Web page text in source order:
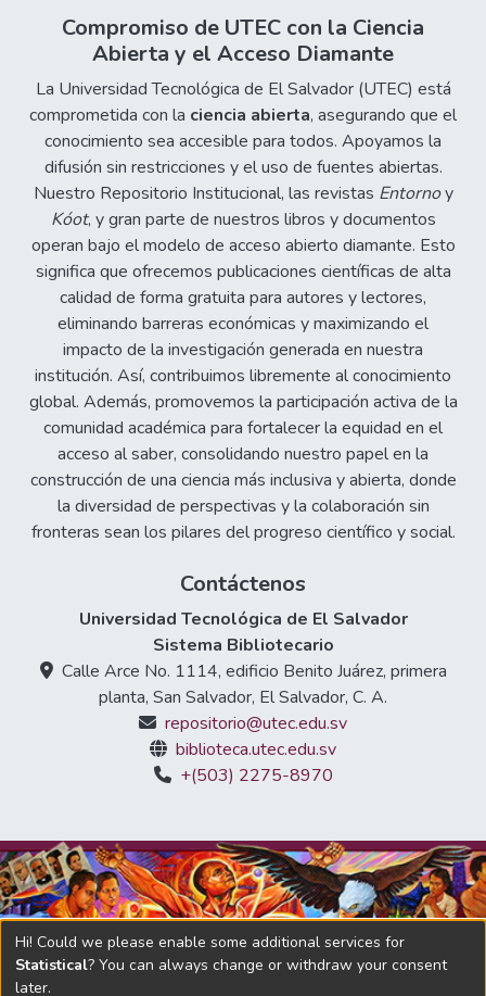
Compromiso de UTEC con la Ciencia
Abierta y el Acceso Diamante
La Universidad Tecnológica de El Salvador (UTEC) está
comprometida con la ciencia abierta, asegurando que el
conocimiento sea accesible para todos. Apoyamos la
difusión sin restricciones y el uso de fuentes abiertas.
Nuestro Repositorio Institucional, las revistas Entornoy
Kóot, y gran parte de nuestros libros y documentos
operan bajo el modelo de acceso abierto diamante. Esto
significa que ofrecemos publicaciones científicas de alta
calidad de forma gratuita para autores y lectores,
eliminando barreras económicas y maximizando el
impacto de la investigación generada en nuestra
institución. Así, contribuimos libremente al conocimiento
global. Además, promovemos la participación activa de la
comunidad académica para fortalecer la equidad en el
acceso al saber, consolidando nuestro papel en la
construcción de una ciencia más inclusiva y abierta, donde
la diversidad de perspectivas y la colaboración sin
fronteras sean los pilares del progreso científico y social.
Contáctenos
Universidad Tecnológica de El Salvador
Sistema Bibliotecario
Calle Arce No. 1114, edificio Benito Juárez, primera
planta, San Salvador, El Salvador, C. A.
repositorio@utec.edu.sv
biblioteca.utec.edu.sv
+(503) 2275-8970
Hi! Could we please enable some additional services for
Statistical? You can always change or withdraw your consent
later.